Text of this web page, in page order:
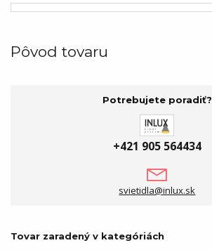
Pôvod tovaru
Potrebujete poradiť?
+421 905 564434
svietidla@inlux.sk
Tovar zaradený v kategóriách